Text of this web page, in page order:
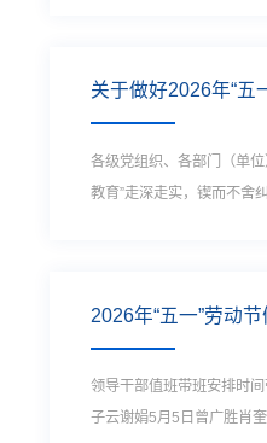
关于做好2026年“五
各级党组织、各部门（单
教育”走深走实，锲而不舍
2026年“五一”劳动
领导干部值班带班安排时
子云谢娟5月5日曾广胜肖